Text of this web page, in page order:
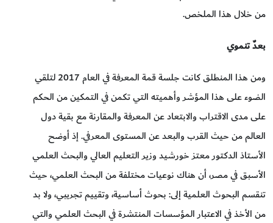
من خلال هذا الملخص.
بعدٌ تنموي
ومن هذا المنطلق كانت جلسة قمة المعرفة في العام 2017 لتلقي
الضوء على هذا المؤشر وأهميته التي تكمن في التمكين من الحكم
على مدى الاقتراب والابتعاد عن المعرفة والمقارنة مع بقية دول
العالم من حيث القرب والبعد عن المستوى المعرفي. إذ أوضح
الأستاذ الدكتور معتز خورشيد وزير التعليم العالي والبحث العلمي
الأسبق في مصر، أن هناك نوعيات مختلفة من البحث العلمي، حيث
تنقسم البحوث العلمية إلى: بحوث أساسية، وتقييم تجريبي، ولا بد
من الأخذ في الاعتبار المؤسسات المنتشرة في البحث العلمي والتي